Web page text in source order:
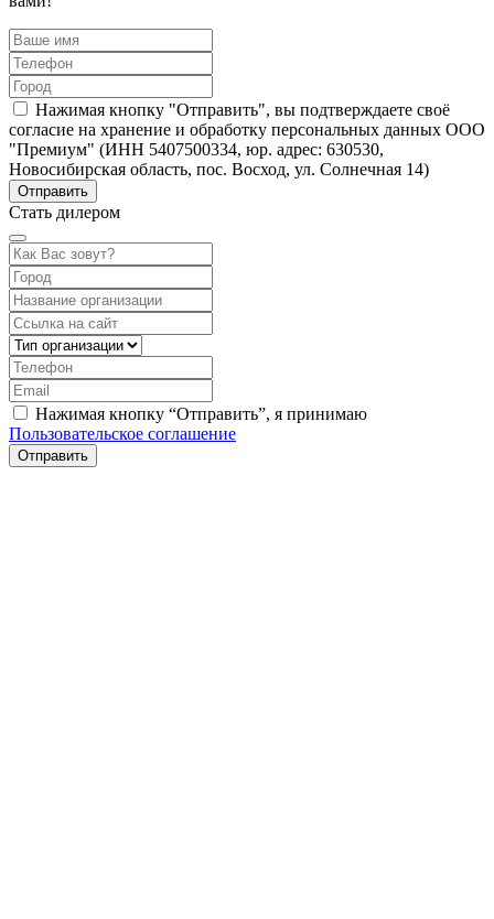
Нажимая кнопку "Отправить", вы подтверждаете своё
согласие на хранение и обработку персональных данных ООО
"Премиум" (ИНН 5407500334, юр. адрес: 630530,
Новосибирская область, пос. Восход, ул. Солнечная 14)
Стать дилером
Нажимая кнопку “Отправить”, я принимаю
Пользовательское соглашение